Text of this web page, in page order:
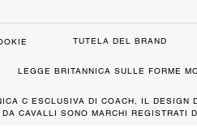
TUTELA DEL BRAND
LEGGE BRITANNICA SULLE FORME
C ESCLUSIVA DI COACH, IL DESIGN
CAVALLI SONO MARCHI REGISTRATI